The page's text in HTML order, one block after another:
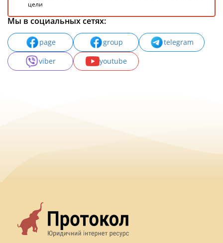
цели
Мы в социальных сетях:
page group
telegram
viber
youtube